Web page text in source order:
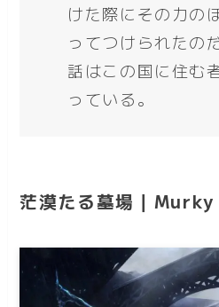
けた際にその力の
ってつけられたの
話はこの国に住む
っている。
茫漠たる墓場｜